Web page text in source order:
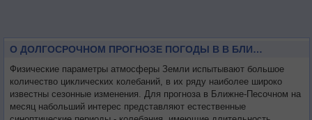
О ДОЛГОСРОЧНОМ ПРОГНОЗЕ ПОГОДЫ В В БЛИЖНЕ-ПЕСОЧНОМ НА МЕСЯЦ
Физические параметры атмосферы Земли испытывают большое
количество циклических колебаний, в их ряду наиболее широко
известны сезонные изменения. Для прогноза в Ближне-Песочном на
месяц набольший интерес представляют естественные